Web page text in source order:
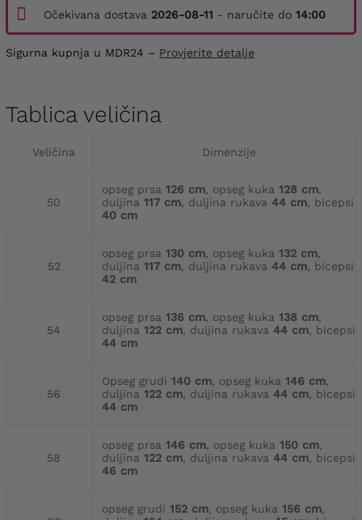
Očekivana dostava 2026-08-11 - naručite do 14:00
Sigurna kupnja u MDR24 – Provjerite detalje
Tablica veličina
Veličina Dimenzije
50
opseg prsa 126 cm, opseg kuka 128 cm,
duljina 117 cm, duljina rukava 44 cm, bicepsi
40 cm
52
opseg prsa 130 cm, opseg kuka 132 cm,
duljina 117 cm, duljina rukava 44 cm, bicepsi
42 cm
54
opseg prsa 136 cm, opseg kuka 138 cm,
duljina 122 cm, duljina rukava 44 cm, bicepsi
44 cm
56
Opseg grudi 140 cm, opseg kuka 146 cm,
duljina 122 cm, duljina rukava 44 cm, bicepsi
44 cm
58
opseg prsa 146 cm, opseg kuka 150 cm,
duljina 122 cm, duljina rukava 44 cm, bicepsi
46 cm
opseg grudi 152 cm, opseg kuka 156 cm,